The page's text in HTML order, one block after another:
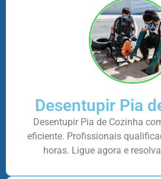
Desentupir Pia
Desentupir Pia de Cozinha
eficiente. Profissionais
horas. Ligue agora e